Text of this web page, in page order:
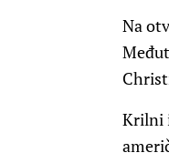
Na
Krilni